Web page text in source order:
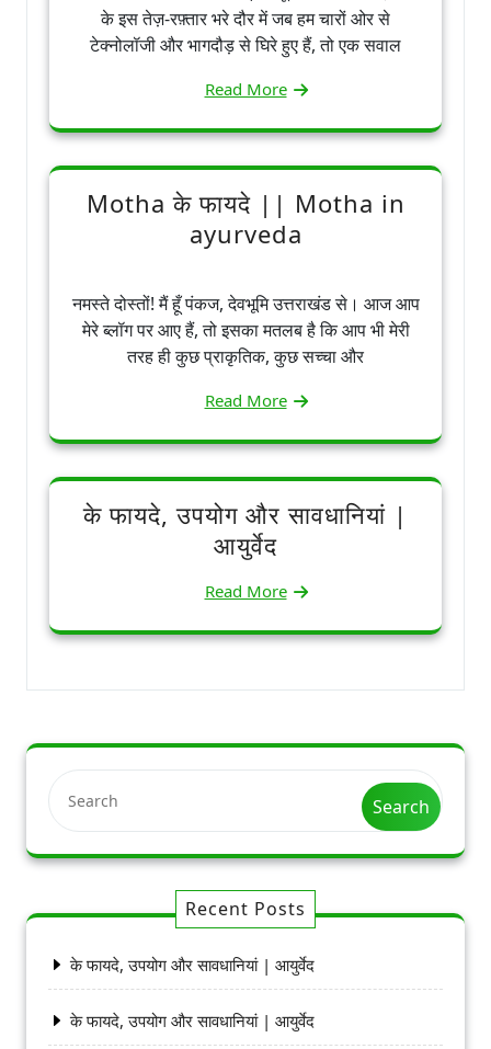
के इस तेज़-रफ़्तार भरे दौर में जब हम चारों ओर से
टेक्नोलॉजी और भागदौड़ से घिरे हुए हैं, तो एक सवाल
Read More
Motha के फायदे || Motha in
ayurveda
नमस्ते दोस्तों! मैं हूँ पंकज, देवभूमि उत्तराखंड से। आज आप
मेरे ब्लॉग पर आए हैं, तो इसका मतलब है कि आप भी मेरी
तरह ही कुछ प्राकृतिक, कुछ सच्चा और
Read More
के फायदे, उपयोग और सावधानियां |
आयुर्वेद
Read More
Search
Recent Posts
के फायदे, उपयोग और सावधानियां | आयुर्वेद
के फायदे, उपयोग और सावधानियां | आयुर्वेद